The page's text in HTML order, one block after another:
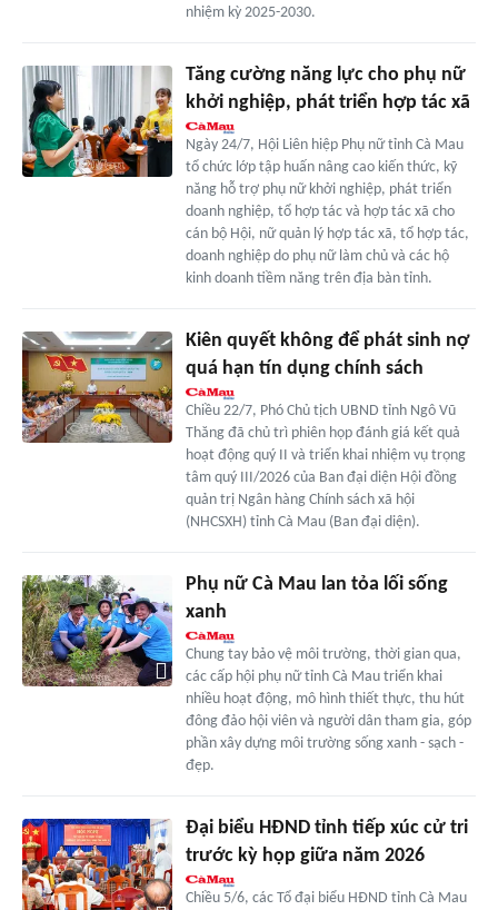
nhiệm kỳ 2025-2030.
Tăng cường năng lực cho phụ nữ
khởi nghiệp, phát triển hợp tác xã
Ngày 24/7, Hội Liên hiệp Phụ nữ tỉnh Cà Mau
tổ chức lớp tập huấn nâng cao kiến thức, kỹ
năng hỗ trợ phụ nữ khởi nghiệp, phát triển
doanh nghiệp, tổ hợp tác và hợp tác xã cho
cán bộ Hội, nữ quản lý hợp tác xã, tổ hợp tác,
doanh nghiệp do phụ nữ làm chủ và các hộ
kinh doanh tiềm năng trên địa bàn tỉnh.
Kiên quyết không để phát sinh nợ
quá hạn tín dụng chính sách
Chiều 22/7, Phó Chủ tịch UBND tỉnh Ngô Vũ
Thăng đã chủ trì phiên họp đánh giá kết quả
hoạt động quý II và triển khai nhiệm vụ trọng
tâm quý III/2026 của Ban đại diện Hội đồng
quản trị Ngân hàng Chính sách xã hội
(NHCSXH) tỉnh Cà Mau (Ban đại diện).
Phụ nữ Cà Mau lan tỏa lối sống
xanh
Chung tay bảo vệ môi trường, thời gian qua,
các cấp hội phụ nữ tỉnh Cà Mau triển khai
nhiều hoạt động, mô hình thiết thực, thu hút
đông đảo hội viên và người dân tham gia, góp
phần xây dựng môi trường sống xanh - sạch -
đẹp.
Đại biểu HĐND tỉnh tiếp xúc cử tri
trước kỳ họp giữa năm 2026
Chiều 5/6, các Tổ đại biểu HĐND tỉnh Cà Mau